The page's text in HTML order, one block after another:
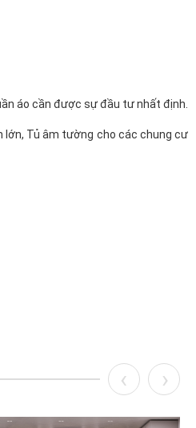
áo cần được sự đầu tư nhất định.
lớn, Tủ âm tường cho các chung cư